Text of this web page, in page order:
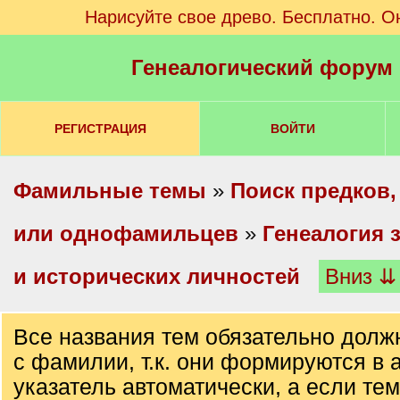
Нарисуйте свое древо. Бесплатно.
Генеалогический
РЕГИСТРАЦИЯ ВОЙТИ
Фамильные темы » Поиск
или однофамильцев » Генеалогия
и исторических личностей
Вниз ⇊
Все названия тем обязательно
с фамилии, т.к. они формируются в
указатель автоматически, а если